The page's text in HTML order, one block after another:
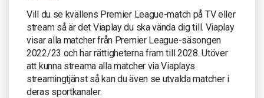
Vill du se kvällens Premier League-match på TV eller
stream så är det Viaplay du ska vända dig till. Viaplay
visar alla matcher från Premier League-säsongen
2022/23 och har rättigheterna fram till 2028. Utöver
att kunna streama alla matcher via Viaplays
streamingtjänst så kan du även se utvalda matcher i
deras sportkanaler.